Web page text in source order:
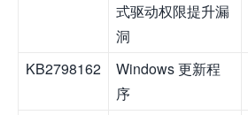
式驱动权限提升漏
洞
KB2798162
Windows 更新程
序